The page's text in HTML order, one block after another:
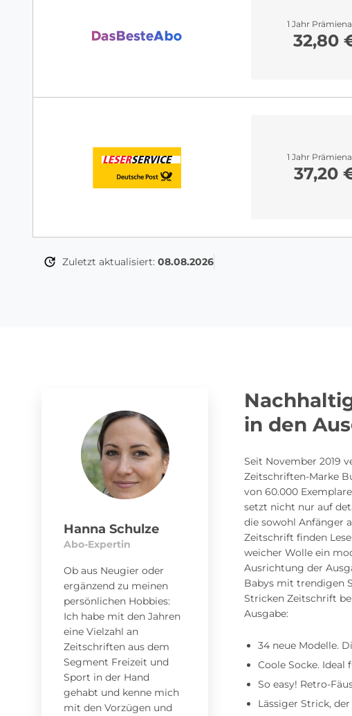
1 Jahr
32,80
1 Jahr
37,20
Zuletzt aktualisiert: 08.08.2026
Hanna Schulze
Abo-Expertin
Ob aus Neugier oder
ergänzend zu meinen
persönlichen Hobbies:
Ich habe mit den Jahren
eine Vielzahl an
Zeitschriften aus dem
Segment Freizeit und
Sport in der Hand
gehabt und kenne mich
mit den Vorzügen und
in den
Seit November 2019
Zeitschriften-Marke
von 60.000
setzt nicht nur auf
die sowohl Anfänger
Zeitschrift finden
weicher Wolle ein
Ausrichtung der
Babys mit trendigen
Stricken Zeitschrift
Ausgabe:
34 neue Modelle.
Coole Socke. Ideal
So easy! Retro-
Lässiger Strick,